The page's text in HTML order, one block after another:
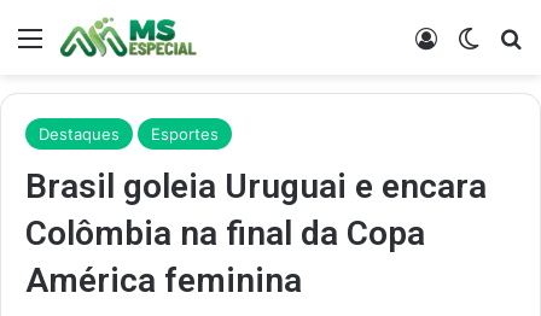
Menu Entrar
Destaques Esportes
Brasil goleia Uruguai e encara
Colômbia na final da Copa
América feminina